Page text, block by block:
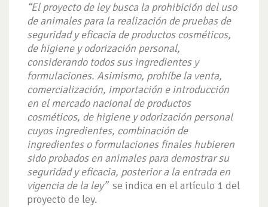
“El proyecto de ley busca la prohibición del uso
de animales para la realización de pruebas de
seguridad y eficacia de productos cosméticos,
de higiene y odorización personal,
considerando todos sus ingredientes y
formulaciones. Asimismo, prohíbe la venta,
comercialización, importación e introducción
en el mercado nacional de productos
cosméticos, de higiene y odorización personal
cuyos ingredientes, combinación de
ingredientes o formulaciones finales hubieren
sido probados en animales para demostrar su
seguridad y eficacia, posterior a la entrada en
vigencia de la ley”se indica en el artículo 1 del
proyecto de ley.